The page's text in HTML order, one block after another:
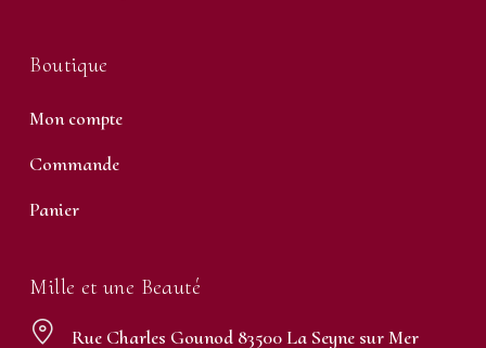
Boutique
Mon compte
Commande
Panier
Mille et une Beauté
Rue Charles Gounod 83500 La Seyne sur Mer